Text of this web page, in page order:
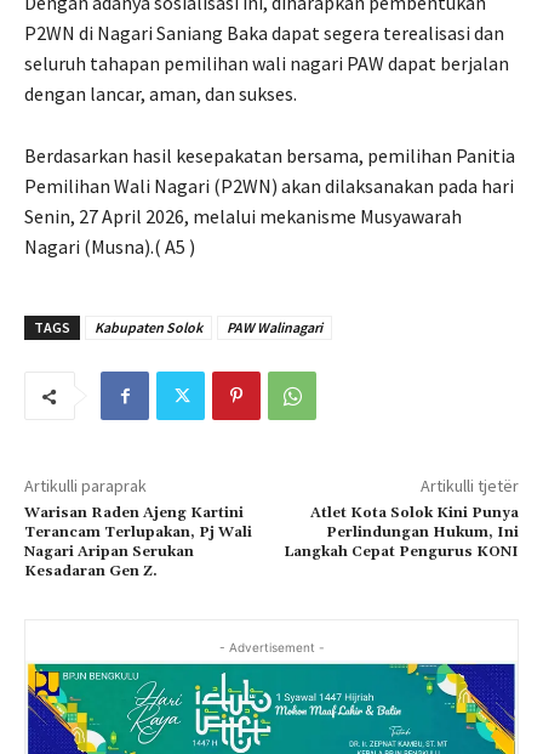
P2WN di Nagari Saniang Baka dapat segera terealisasi dan
seluruh tahapan pemilihan wali nagari PAW dapat berjalan
dengan lancar, aman, dan sukses.
Berdasarkan hasil kesepakatan bersama, pemilihan Panitia
Pemilihan Wali Nagari (P2WN) akan dilaksanakan pada hari
Senin, 27 April 2026, melalui mekanisme Musyawarah
Nagari (Musna).( A5 )
TAGS Kabupaten Solok PAW Walinagari
Artikulli paraprak
Warisan Raden Ajeng Kartini
Terancam Terlupakan, Pj Wali
Nagari Aripan Serukan
Kesadaran Gen Z.
Artikulli tjetër
Atlet Kota Solok Kini Punya
Perlindungan Hukum, Ini
Langkah Cepat Pengurus KONI
- Advertisement -